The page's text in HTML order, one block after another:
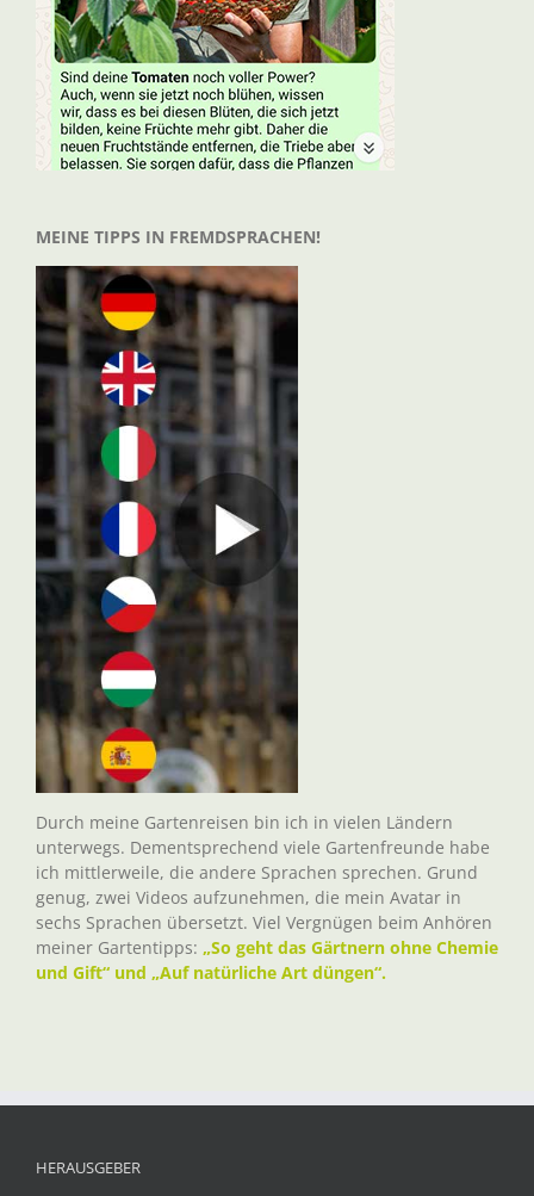
MEINE TIPPS IN FREMDSPRACHEN!
Durch meine Gartenreisen bin ich in vielen Ländern
unterwegs. Dementsprechend viele Gartenfreunde habe
ich mittlerweile, die andere Sprachen sprechen. Grund
genug, zwei Videos aufzunehmen, die mein Avatar in
sechs Sprachen übersetzt. Viel Vergnügen beim Anhören
meiner Gartentipps: „So geht das Gärtnern ohne Chemie
und Gift“ und „Auf natürliche Art düngen“.
HERAUSGEBER